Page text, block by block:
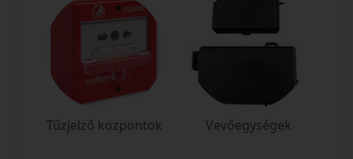
Tűzjelző központok Vevőegységek